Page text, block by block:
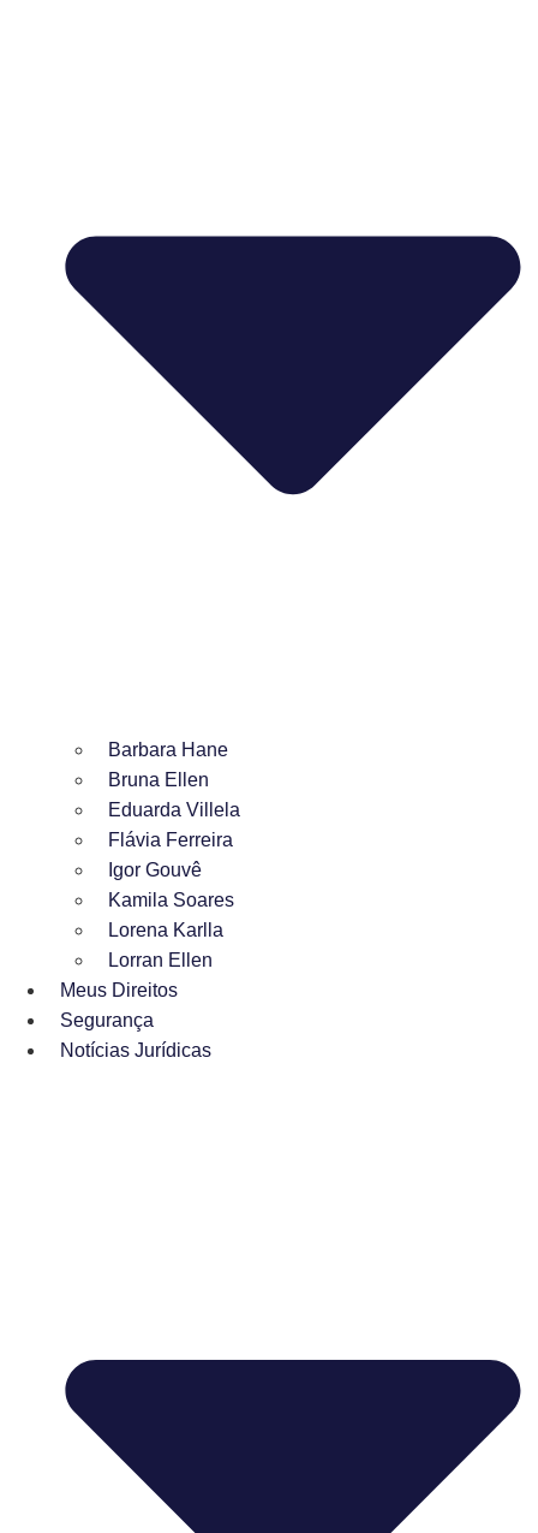
Barbara Hane
Bruna Ellen
Eduarda Villela
Flávia Ferreira
Igor Gouvê
Kamila Soares
Lorena Karlla
Lorran Ellen
Meus Direitos
Segurança
Notícias Jurídicas